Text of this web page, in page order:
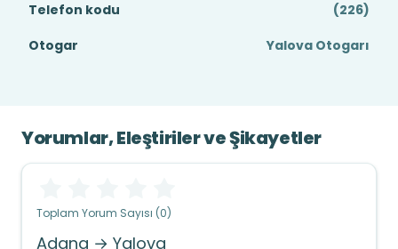
Telefon kodu
(226)
Otogar
Yalova Otogarı
Yorumlar, Eleştiriler ve Şikayetler
Toplam Yorum Sayısı (0)
Adana → Yalova